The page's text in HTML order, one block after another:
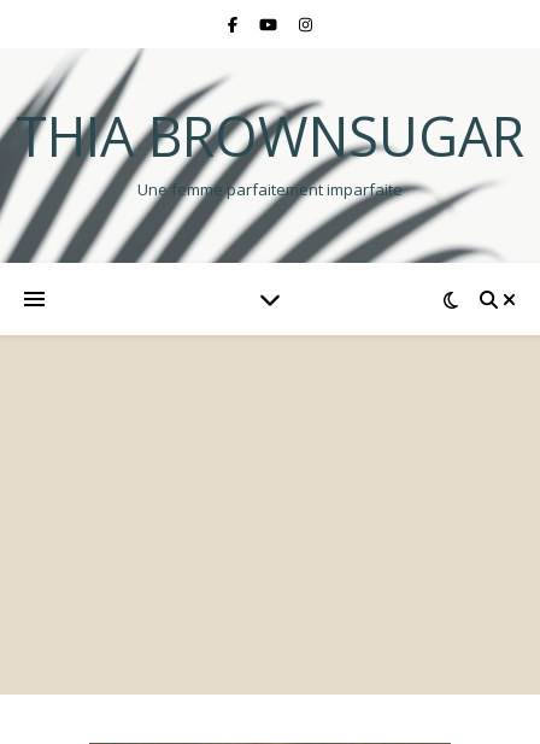
THIA BROWNSUGAR
Une femme parfaitement imparfaite